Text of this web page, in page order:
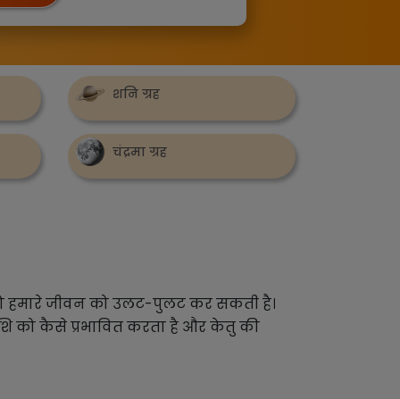
शनि ग्रह
चंद्रमा ग्रह
जो हमारे जीवन को उलट-पुलट कर सकती है।
को कैसे प्रभावित करता है और केतु की